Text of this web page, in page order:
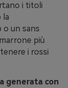
i titoli
la
un sans
più
i rossi
generata con